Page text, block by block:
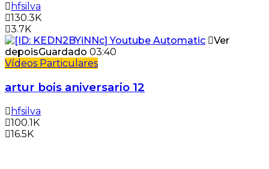
hfsilva
130.3K
3.7K
Ver
depoisGuardado 03:40
Vídeos Particulares
artur bois aniversario 12
hfsilva
100.1K
16.5K